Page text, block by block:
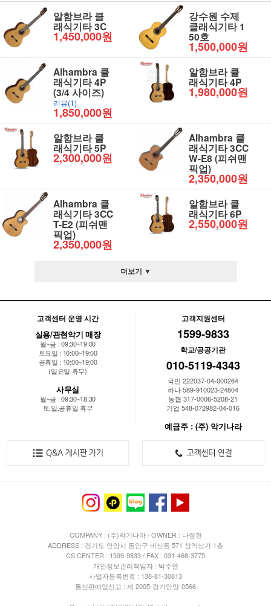
알함브라 클
래식기타 3C
1,450,000원
강수원 수제
클래식기타 1
50호
1,500,000원
Alhambra 클
래식기타 4P
(3/4 사이즈)
리뷰(1)
1,850,000원
알함브라 클
래식기타 4P
1,980,000원
알함브라 클
래식기타 5P
2,300,000원
Alhambra 클
래식기타 3CC
W-E8 (피쉬맨
픽업)
2,350,000원
Alhambra 클
래식기타 3CC
T-E2 (피쉬맨
픽업)
2,350,000원
알함브라 클
래식기타 6P
2,550,000원
더보기 ▼
고객센터 운영 시간
실용/관현악기 매장
월~금 : 09:30~19:00
토요일 : 10:00~19:00
공휴일 : 10:00~19:00
(일요일 휴무)
사무실
월~금 : 09:30~18:30
토,일,공휴일 휴무
고객지원센터
1599-9833
학교/공공기관
010-5119-4343
국민 222037-04-000264
하나 589-910023-24804
농협 317-0006-5208-21
기업 548-072982-04-016
예금주 : (주) 악기나라
COMPANY : (주)악기나라 / OWNER : 나정현
ADDRESS : 경기도 안양시 동안구 비산동 571 삼익상가 1층
CS CENTER : 1599-9833 / FAX : 031-468-3775
개인정보관리책임자 : 박주연
사업자등록번호 : 138-81-30813
통신판매업신고 : 제 2005-경기안양-0566